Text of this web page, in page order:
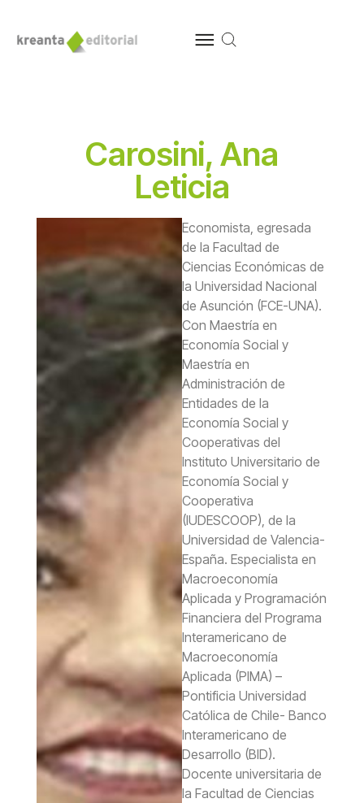
Carosini, Ana
Leticia
Economista, egresada
de la Facultad de
Ciencias Económicas de
la Universidad Nacional
de Asunción (FCE-UNA).
Con Maestría en
Economía Social y
Maestría en
Administración de
Entidades de la
Economía Social y
Cooperativas del
Instituto Universitario de
Economía Social y
Cooperativa
(IUDESCOOP), de la
Universidad de Valencia-
España. Especialista en
Macroeconomía
Aplicada y Programación
Financiera del Programa
Interamericano de
Macroeconomía
Aplicada (PIMA) –
Pontificia Universidad
Católica de Chile- Banco
Interamericano de
Desarrollo (BID).
Docente universitaria de
la Facultad de Ciencias